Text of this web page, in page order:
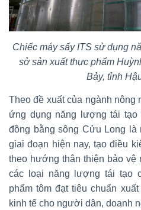
Chiếc máy sấy ITS sử dụng
sở sản xuất thực phẩm
Bảy, tỉnh
Theo đề xuất của ngành nông
ứng dụng năng lượng tái
đồng bằng sông Cửu Long là
giai đoạn hiện nay, tạo điều
theo hướng thân thiện bảo vệ
các loại năng lượng tái tạo
phẩm tôm đạt tiêu chuẩn
kinh tế cho người dân, doanh